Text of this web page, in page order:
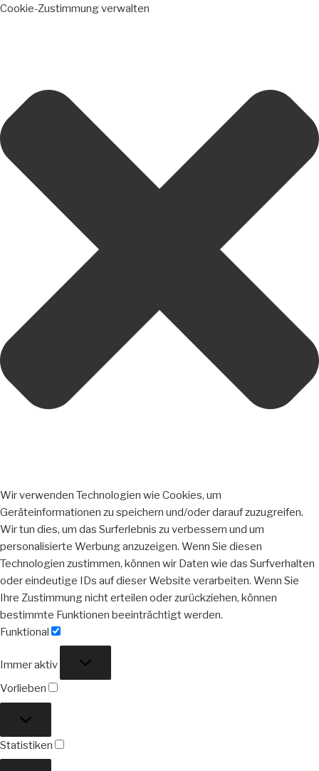
Cookie-Zustimmung verwalten
Wir verwenden Technologien wie Cookies, um
Geräteinformationen zu speichern und/oder darauf zuzugreifen.
Wir tun dies, um das Surferlebnis zu verbessern und um
personalisierte Werbung anzuzeigen. Wenn Sie diesen
Technologien zustimmen, können wir Daten wie das Surfverhalten
oder eindeutige IDs auf dieser Website verarbeiten. Wenn Sie
Ihre Zustimmung nicht erteilen oder zurückziehen, können
bestimmte Funktionen beeinträchtigt werden.
Funktional
Immer aktiv
Vorlieben
Statistiken